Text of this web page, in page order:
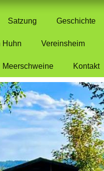
Satzung Geschichte
Huhn Vereinsheim
Meerschweine Kontakt